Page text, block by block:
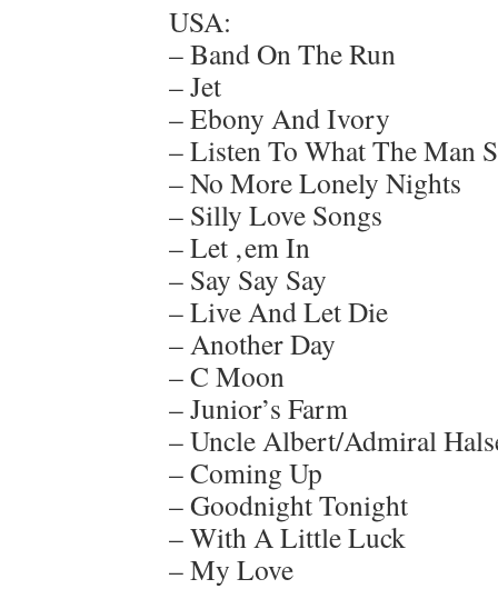
USA:
– Band On The Run
– Jet
– Ebony And Ivory
– Listen To What The Man
– No More Lonely Nights
– Silly Love Songs
– Let ‚em In
– Say Say Say
– Live And Let Die
– Another Day
– C Moon
– Junior’s Farm
– Uncle Albert/Admiral
– Coming Up
– Goodnight Tonight
– With A Little Luck
– My Love